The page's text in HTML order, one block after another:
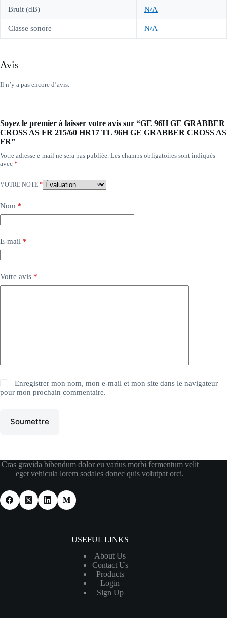
Bruit (dB) N/A
Classe sonore N/A
Avis
Il n’y a pas encore d’avis.
Soyez le premier à laisser votre avis sur “GE 96H GE GRABBER
CROSS AS FR 215/60 HR17 TL 96H GE GRABBER CROSS AS
FR”
Votre adresse e-mail ne sera pas publiée. Les champs obligatoires sont indiqués
avec *
VOTRE NOTE *
Nom *
E-mail *
Votre avis *
Enregistrer mon nom, mon e-mail et mon site dans le navigateur
pour mon prochain commentaire.
Soumettre
Cras gravida bibendum dolor eu varius morbi fermentum velit
eget vehicula lorem sodales donec quis volutpat orci.
USEFUL LINKS
About Us
Contact Us
Products
Login
Sign Up